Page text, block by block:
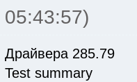
05:43:57)
Драйвера 285.79
Test summary